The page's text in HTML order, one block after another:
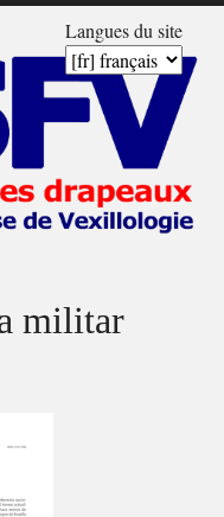
Langues du site
militar